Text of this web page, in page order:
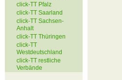
click-TT Pfalz
click-TT Saarland
click-TT Sachsen-
Anhalt
click-TT Thüringen
click-TT
Westdeutschland
click-TT restliche
Verbände